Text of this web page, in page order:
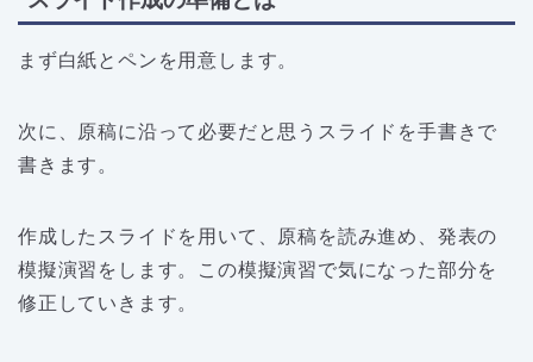
まず白紙とペンを用意します。
次に、原稿に沿って必要だと思うスライドを手書きで
書きます。
作成したスライドを用いて、原稿を読み進め、発表の
模擬演習をします。この模擬演習で気になった部分を
修正していきます。